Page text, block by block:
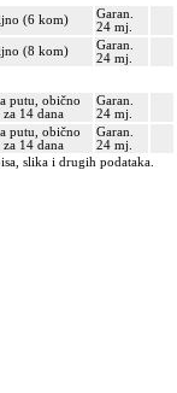
(6 kom)
Garan.
24 mj.
(8 kom)
Garan.
24 mj.
putu, obično
14 dana
Garan.
24 mj.
putu, obično
14 dana
Garan.
24 mj.
slika i drugih podataka.